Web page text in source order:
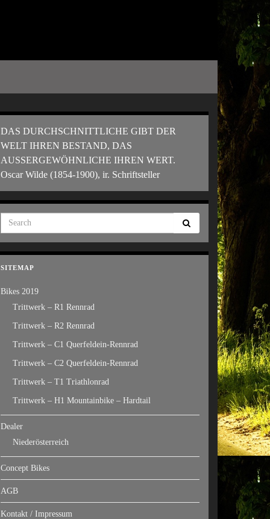
DAS DURCHSCHNITTLICHE GIBT DER
WELT IHREN BESTAND, DAS
AUSSERGEWÖHNLICHE IHREN WERT.
Oscar Wilde (1854-1900), ir. Schriftsteller
SITEMAP
Bikes 2019
Trittwerk – R1 Rennrad
Trittwerk – R2 Rennrad
Trittwerk – C1 Querfeldein-Rennrad
Trittwerk – C2 Querfeldein-Rennrad
Trittwerk – T1 Triathlonrad
Trittwerk – H1 Mountainbike – Hardtail
Dealer
Niederösterreich
Concept Bikes
AGB
Kontakt / Impressum